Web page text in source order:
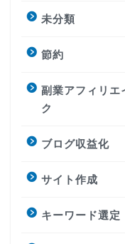
未分類
節約
副業アフィリエ
ク
ブログ収益化
サイト作成
キーワード選定